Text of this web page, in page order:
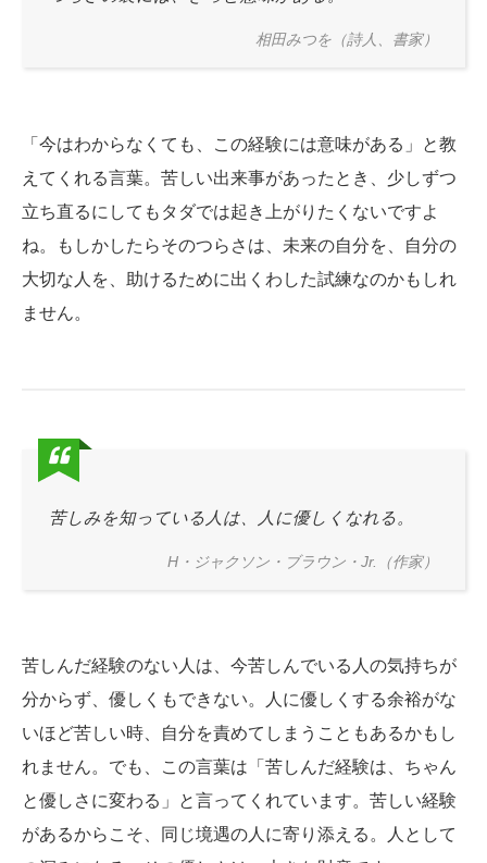
相田みつを（詩人、書家）
「今はわからなくても、この経験には意味がある」と教
えてくれる言葉。苦しい出来事があったとき、少しずつ
立ち直るにしてもタダでは起き上がりたくないですよ
ね。もしかしたらそのつらさは、未来の自分を、自分の
大切な人を、助けるために出くわした試練なのかもしれ
ません。
苦しみを知っている人は、人に優しくなれる。
H・ジャクソン・ブラウン・Jr.（作家）
苦しんだ経験のない人は、今苦しんでいる人の気持ちが
分からず、優しくもできない。人に優しくする余裕がな
いほど苦しい時、自分を責めてしまうこともあるかもし
れません。でも、この言葉は「苦しんだ経験は、ちゃん
と優しさに変わる」と言ってくれています。苦しい経験
があるからこそ、同じ境遇の人に寄り添える。人として